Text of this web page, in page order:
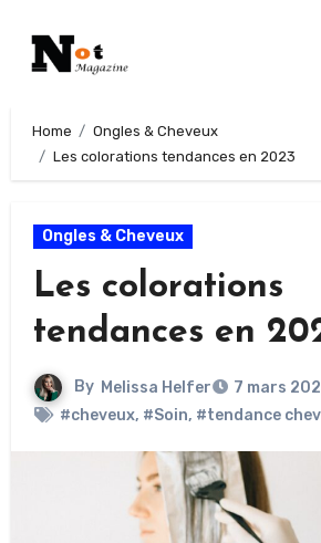
Home
Ongles & Cheveux
Les colorations tendances en 2023
Ongles & Cheveux
Les colorations
tendances en
By Melissa Helfer
7 mars
#cheveux, #Soin, #tendance